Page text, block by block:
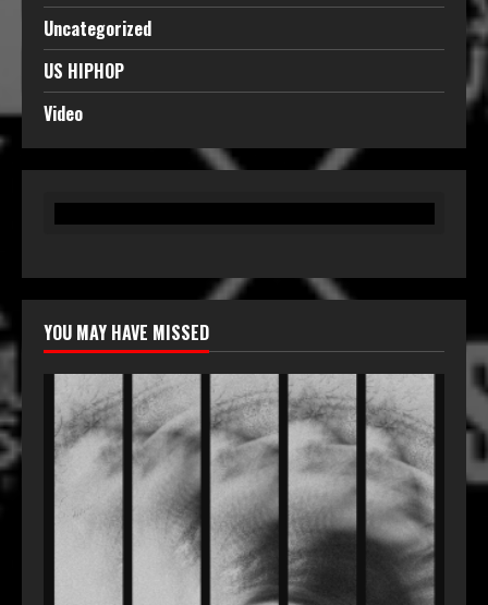
Uncategorized
US HIPHOP
Video
YOU MAY HAVE MISSED